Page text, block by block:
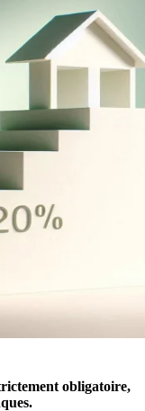
obligatoire,